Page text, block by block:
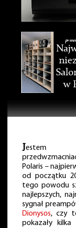
Jestem
Polaris –
od początku
tego powodu
najlepszych,
sygnał
Dionysos, czy
pokazały